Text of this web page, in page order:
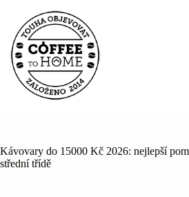
content
Kávovary do 15000 Kč 2026: nejlepší
střední třídě